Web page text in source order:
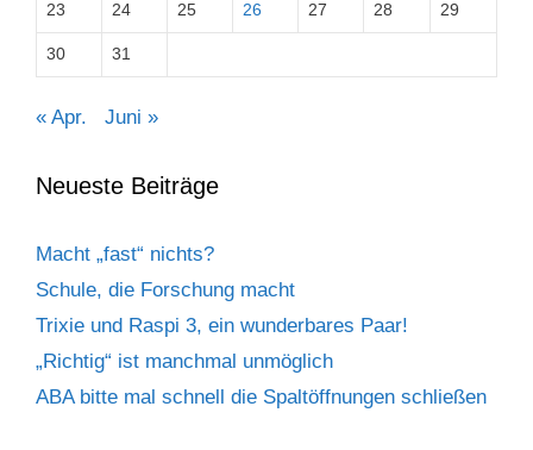
23 24 25 26 27 28 29
30 31
« Apr. Juni »
Neueste Beiträge
Macht „fast“ nichts?
Schule, die Forschung macht
Trixie und Raspi 3, ein wunderbares Paar!
„Richtig“ ist manchmal unmöglich
ABA bitte mal schnell die Spaltöffnungen schließen